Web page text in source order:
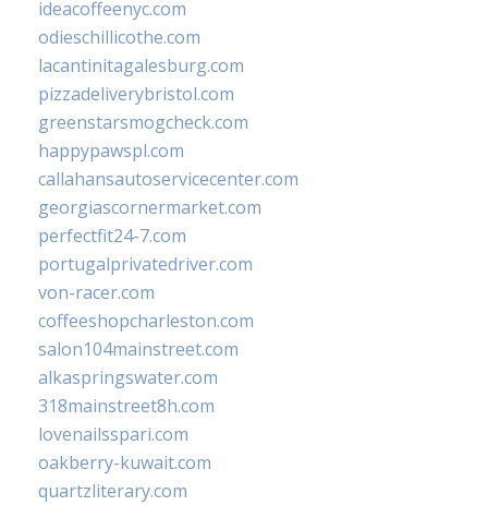
ideacoffeenyc.com
odieschillicothe.com
lacantinitagalesburg.com
pizzadeliverybristol.com
greenstarsmogcheck.com
happypawspl.com
callahansautoservicecenter.com
georgiascornermarket.com
perfectfit24-7.com
portugalprivatedriver.com
von-racer.com
coffeeshopcharleston.com
salon104mainstreet.com
alkaspringswater.com
318mainstreet8h.com
lovenailsspari.com
oakberry-kuwait.com
quartzliterary.com